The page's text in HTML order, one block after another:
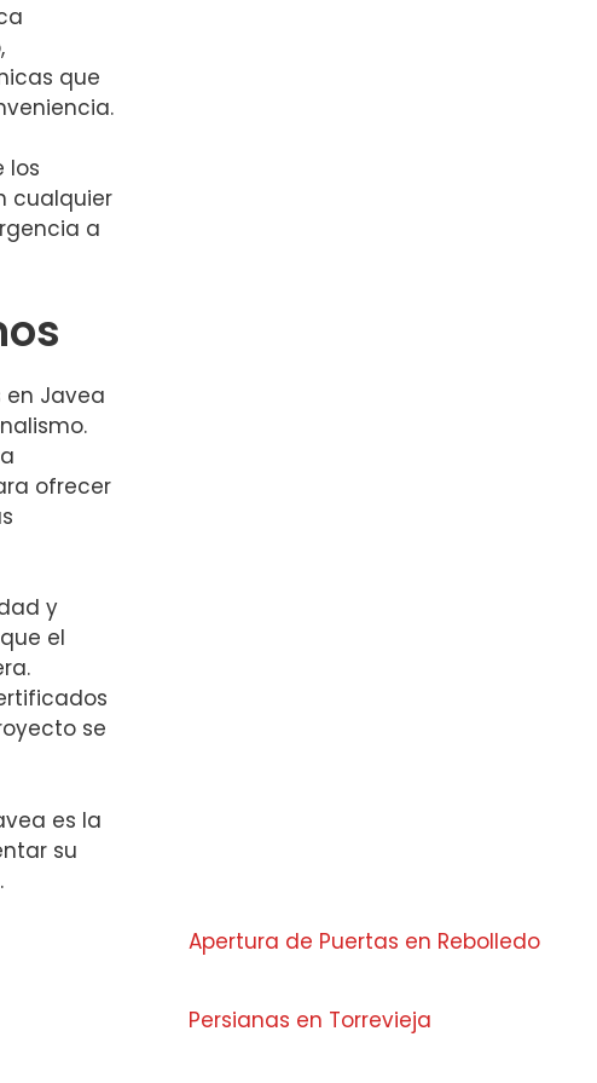
que
los
cualquier
a
en Javea
ofrecer
y
el
se
es la
su
Apertura de Puertas en Rebolledo
Persianas en Torrevieja